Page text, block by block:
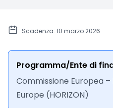
Scadenza: 10 marzo 2026
Programma/Ente di
Commissione Europea
Europe (HORIZON)